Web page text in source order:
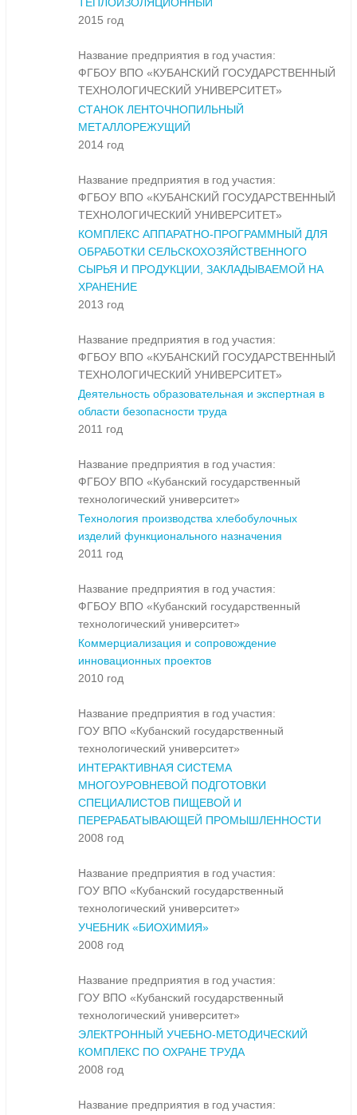
ТЕПЛОИЗОЛЯЦИОННЫЙ
2015 год
Название предприятия в год участия:
ФГБОУ ВПО «КУБАНСКИЙ ГОСУДАРСТВЕННЫЙ
ТЕХНОЛОГИЧЕСКИЙ УНИВЕРСИТЕТ»
СТАНОК ЛЕНТОЧНОПИЛЬНЫЙ
МЕТАЛЛОРЕЖУЩИЙ
2014 год
Название предприятия в год участия:
ФГБОУ ВПО «КУБАНСКИЙ ГОСУДАРСТВЕННЫЙ
ТЕХНОЛОГИЧЕСКИЙ УНИВЕРСИТЕТ»
КОМПЛЕКС АППАРАТНО-ПРОГРАММНЫЙ ДЛЯ
ОБРАБОТКИ СЕЛЬСКОХОЗЯЙСТВЕННОГО
СЫРЬЯ И ПРОДУКЦИИ, ЗАКЛАДЫВАЕМОЙ НА
ХРАНЕНИЕ
2013 год
Название предприятия в год участия:
ФГБОУ ВПО «КУБАНСКИЙ ГОСУДАРСТВЕННЫЙ
ТЕХНОЛОГИЧЕСКИЙ УНИВЕРСИТЕТ»
Деятельность образовательная и экспертная в
области безопасности труда
2011 год
Название предприятия в год участия:
ФГБОУ ВПО «Кубанский государственный
технологический университет»
Технология производства хлебобулочных
изделий функционального назначения
2011 год
Название предприятия в год участия:
ФГБОУ ВПО «Кубанский государственный
технологический университет»
Коммерциализация и сопровождение
инновационных проектов
2010 год
Название предприятия в год участия:
ГОУ ВПО «Кубанский государственный
технологический университет»
ИНТЕРАКТИВНАЯ СИСТЕМА
МНОГОУРОВНЕВОЙ ПОДГОТОВКИ
СПЕЦИАЛИСТОВ ПИЩЕВОЙ И
ПЕРЕРАБАТЫВАЮЩЕЙ ПРОМЫШЛЕННОСТИ
2008 год
Название предприятия в год участия:
ГОУ ВПО «Кубанский государственный
технологический университет»
УЧЕБНИК «БИОХИМИЯ»
2008 год
Название предприятия в год участия:
ГОУ ВПО «Кубанский государственный
технологический университет»
ЭЛЕКТРОННЫЙ УЧЕБНО-МЕТОДИЧЕСКИЙ
КОМПЛЕКС ПО ОХРАНЕ ТРУДА
2008 год
Название предприятия в год участия: